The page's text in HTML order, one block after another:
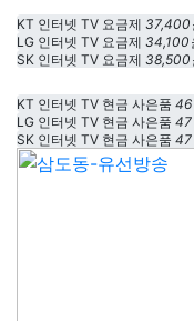
KT 인터넷 TV 요금제 37,400
LG 인터넷 TV 요금제 34,100
SK 인터넷 TV 요금제 38,500
KT 인터넷 TV 현금 사은품 46
LG 인터넷 TV 현금 사은품 47
SK 인터넷 TV 현금 사은품 47